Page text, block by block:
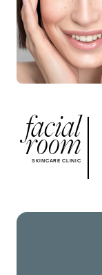
facial
room
SKINCARE CLINIC